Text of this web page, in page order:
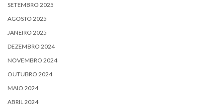
SETEMBRO 2025
AGOSTO 2025
JANEIRO 2025
DEZEMBRO 2024
NOVEMBRO 2024
OUTUBRO 2024
MAIO 2024
ABRIL 2024